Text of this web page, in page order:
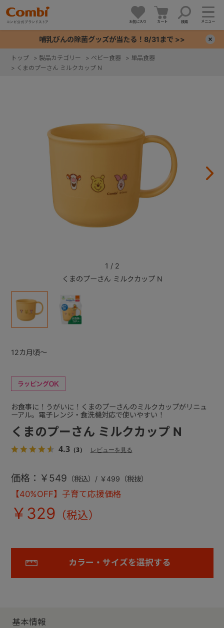
お気に入り カート 検索 メニュー
哺乳びんの除菌グッズが当たる！8/31まで >>
トップ > 製品カテゴリー > ベビー食器 > 単品食器
> くまのプーさん ミルクカップ N
くまのプーさん ミルクカップ N
1 / 2
くまのプーさん ミルクカップ N
4.3（3） レビューを見る
お食事に！うがいに！くまのプーさんのミルクカップがリニュ
ーアル。電子レンジ・食洗機対応で使いやすい！
【40%OFF】子育て応援価格
￥329
価格：￥549 （税込）/ ￥499（税抜）
カラー・サイズを選択する
基本情報
12カ月頃～